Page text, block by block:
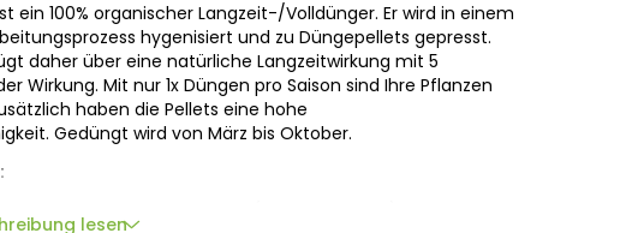
ein 100% organischer Langzeit-/Volldünger. Er wird in einem
hygenisiert und zu Düngepellets gepresst.
daher über eine natürliche Langzeitwirkung mit 5
Wirkung. Mit nur 1x Düngen pro Saison sind Ihre Pflanzen
haben die Pellets eine hohe
Gedüngt wird von März bis Oktober.
lesen